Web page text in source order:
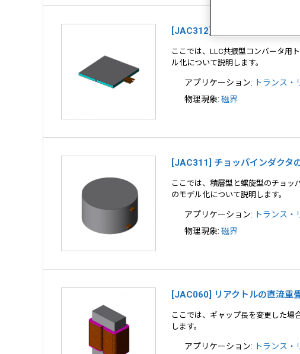
[JAC312] LLC共振型コンバー
ここでは、LLC共振型コンバータ用
ル化について説明します。
アプリケーション: トランス・
物理現象: 磁界
[JAC311] チョッパインダクタ
ここでは、積層型と螺旋型のチョッ
のモデル化について説明します。
アプリケーション: トランス・
物理現象: 磁界
[JAC060] リアクトルの直流重
ここでは、ギャップ長を変更した場
します。
アプリケーション: トランス・